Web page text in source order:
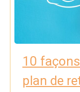
10
plan de